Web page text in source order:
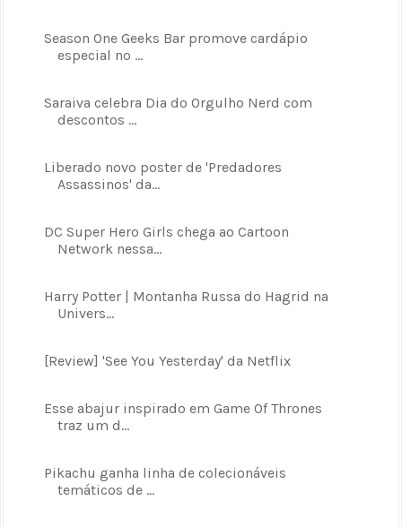
Season One Geeks Bar promove cardápio
especial no ...
Saraiva celebra Dia do Orgulho Nerd com
descontos ...
Liberado novo poster de 'Predadores
Assassinos' da...
DC Super Hero Girls chega ao Cartoon
Network nessa...
Harry Potter | Montanha Russa do Hagrid na
Univers...
[Review] 'See You Yesterday' da Netflix
Esse abajur inspirado em Game Of Thrones
traz um d...
Pikachu ganha linha de colecionáveis
temáticos de ...